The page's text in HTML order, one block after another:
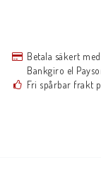
Betala säkert
Bankgiro el
Fri spårbar frakt